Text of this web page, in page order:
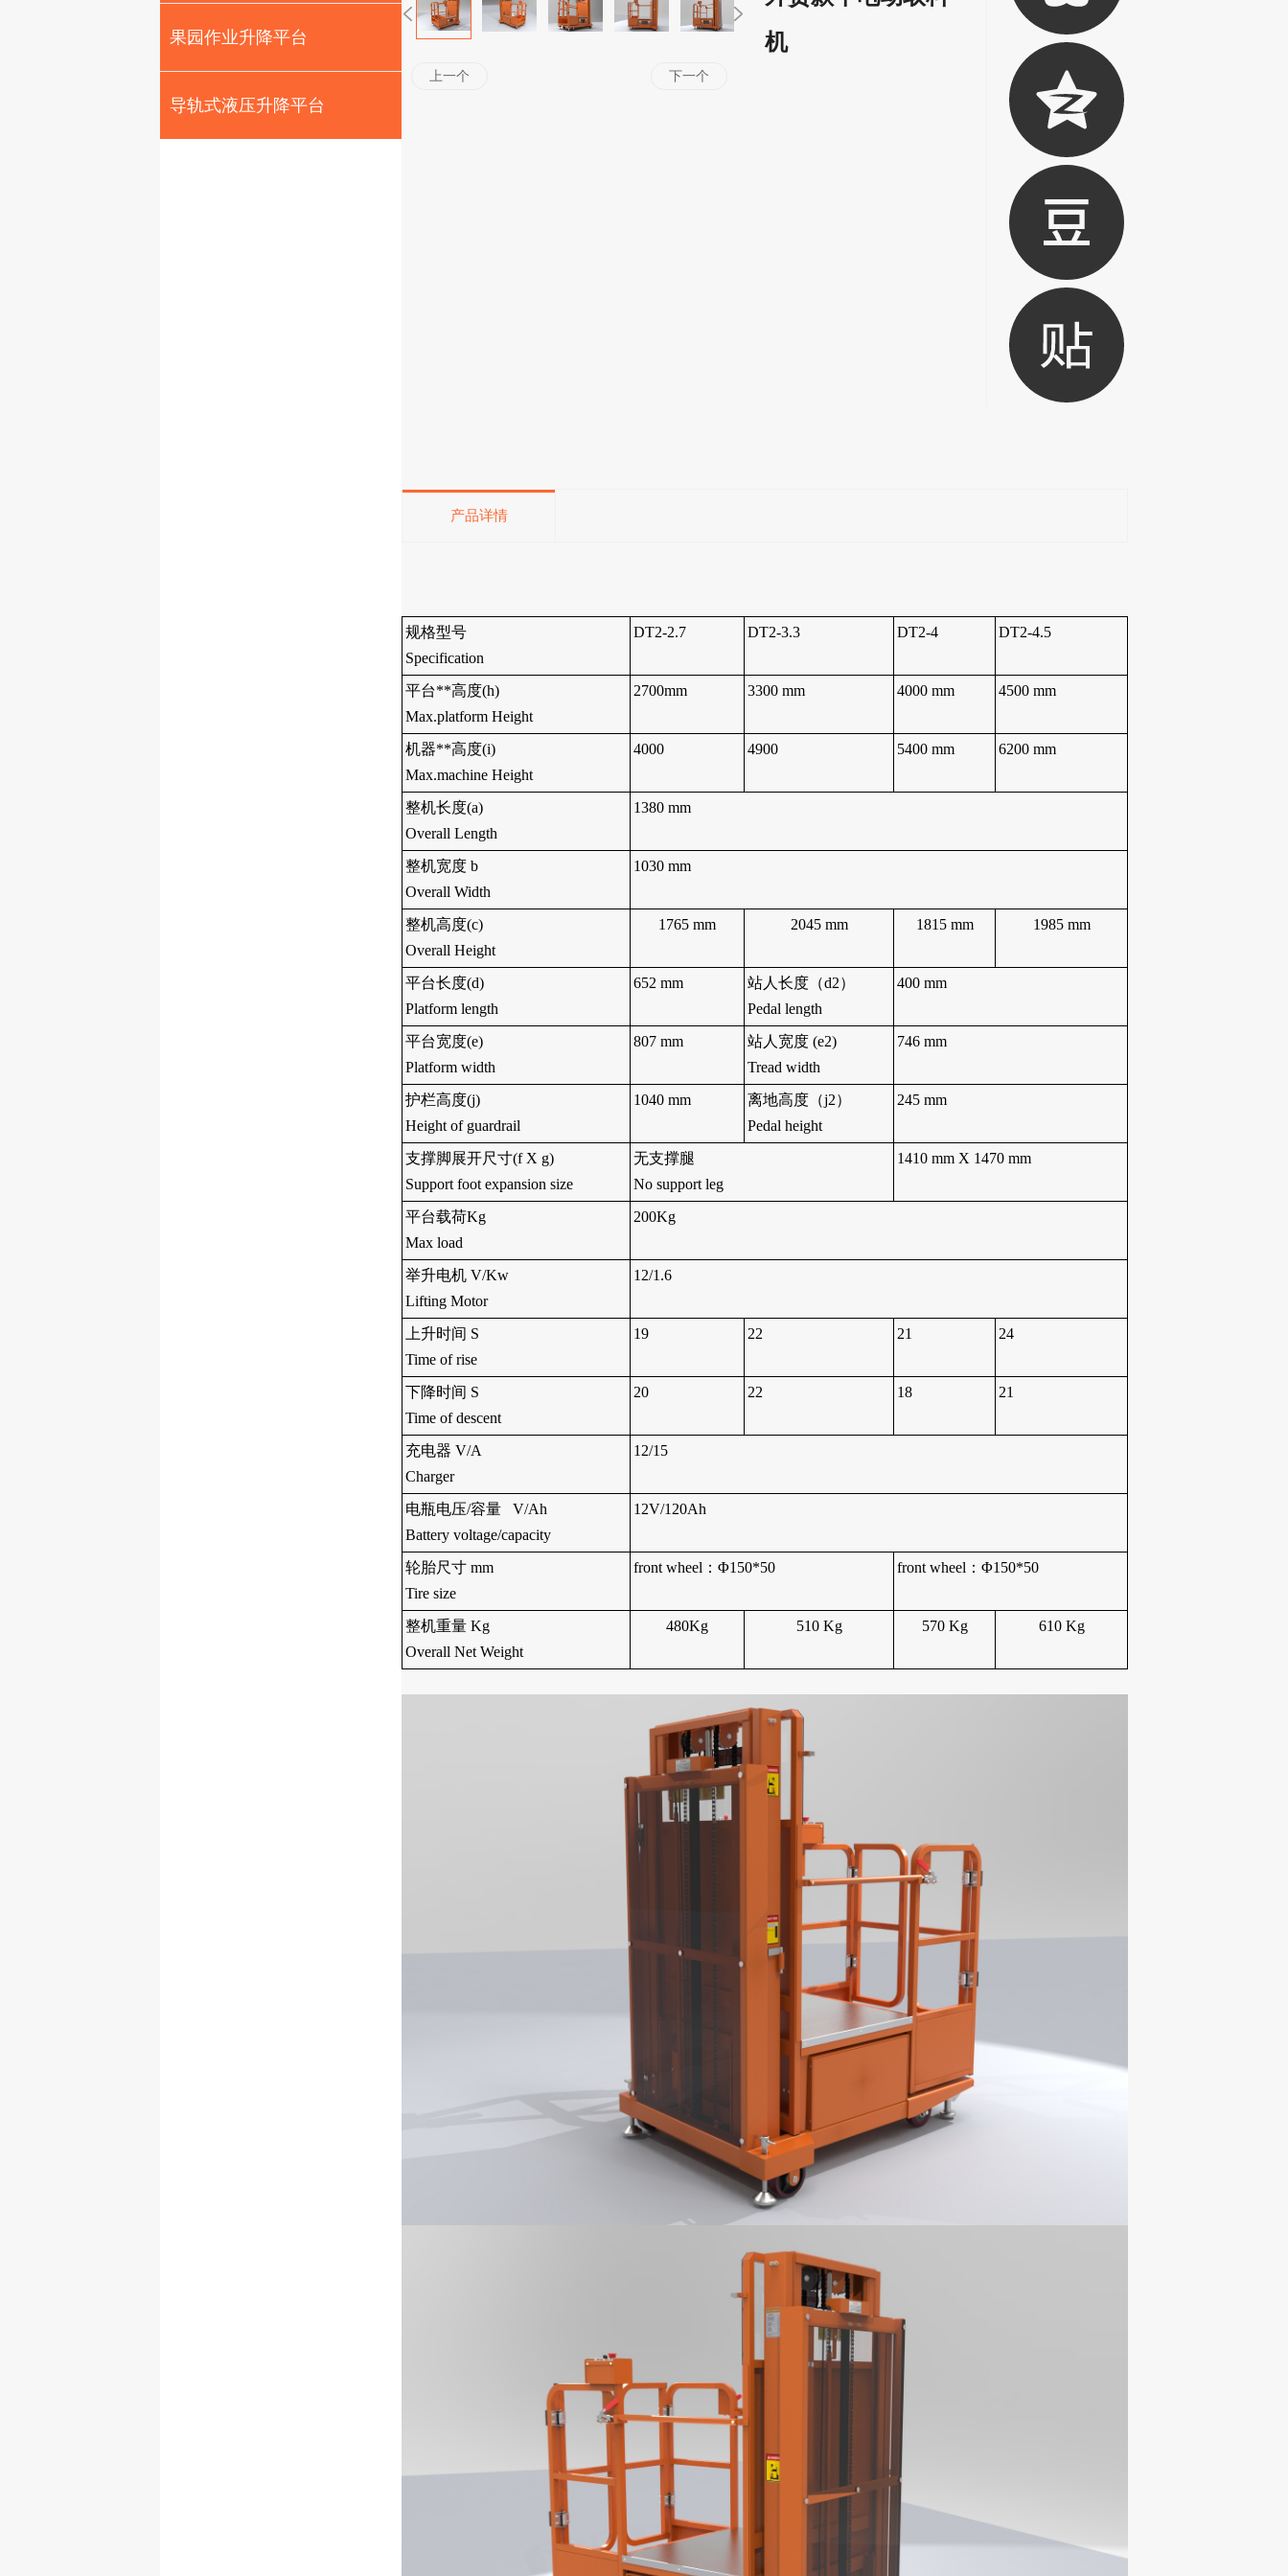
果园作业升降平台
导轨式液压升降平台
上一个 下一个
机
产品详情
规格型号
Specification
DT2-2.7 DT2-3.3 DT2-4 DT2-4.5
平台**高度(h)
Max.platform Height
2700mm 3300 mm 4000 mm 4500 mm
机器**高度(i)
Max.machine Height
4000 4900 5400 mm 6200 mm
整机长度(a)
Overall Length
1380 mm
整机宽度 b
Overall Width
1030 mm
整机高度(c)
Overall Height
1765 mm 2045mm 1815mm 1985mm
平台长度(d)
Platform length
652 mm 站人长度（d2）
Pedal length
400 mm
平台宽度(e)
Platform width
807 mm 站人宽度 (e2)
Tread width
746 mm
护栏高度(j)
Height of guardrail
1040 mm 离地高度（j2）
Pedal height
245 mm
支撑脚展开尺寸(f X g)
Support foot expansion size
无支撑腿
No support leg
1410 mm X 1470 mm
平台载荷Kg
Max load
200Kg
举升电机 V/Kw
Lifting Motor
12/1.6
上升时间 S
Time of rise
19 22 21 24
下降时间 S
Time of descent
20 22 18 21
充电器 V/A
Charger
12/15
电瓶电压/容量 V/Ah
Battery voltage/capacity
12V/120Ah
轮胎尺寸 mm
Tire size
front wheel ：Φ150*50 front wheel ：Φ150*50
整机重量 Kg
Overall Net Weight
480Kg 510 Kg 570 Kg 610 Kg